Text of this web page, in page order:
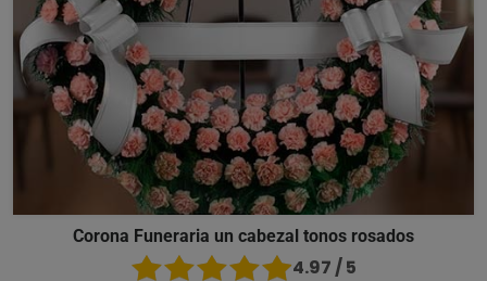
Corona Funeraria un cabezal tonos rosados
4.97 / 5